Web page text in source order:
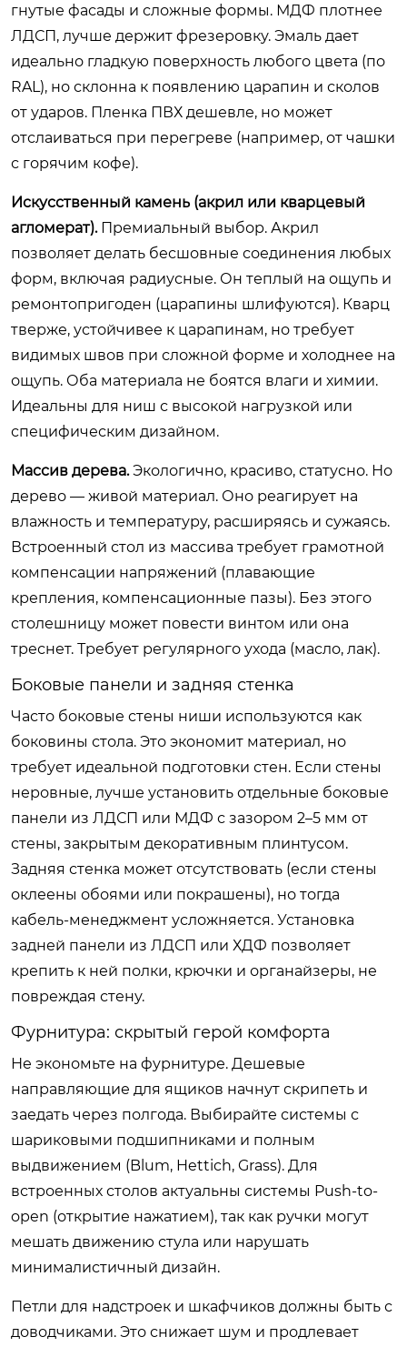
гнутые фасады и сложные формы. МДФ плотнее
ЛДСП, лучше держит фрезеровку. Эмаль дает
идеально гладкую поверхность любого цвета (по
RAL), но склонна к появлению царапин и сколов
от ударов. Пленка ПВХ дешевле, но может
отслаиваться при перегреве (например, от чашки
с горячим кофе).
Искусственный камень (акрил или кварцевый
агломерат).Премиальный выбор. Акрил
позволяет делать бесшовные соединения любых
форм, включая радиусные. Он теплый на ощупь и
ремонтопригоден (царапины шлифуются). Кварц
тверже, устойчивее к царапинам, но требует
видимых швов при сложной форме и холоднее на
ощупь. Оба материала не боятся влаги и химии.
Идеальны для ниш с высокой нагрузкой или
специфическим дизайном.
Массив дерева.Экологично, красиво, статусно. Но
дерево — живой материал. Оно реагирует на
влажность и температуру, расширяясь и сужаясь.
Встроенный стол из массива требует грамотной
компенсации напряжений (плавающие
крепления, компенсационные пазы). Без этого
столешницу может повести винтом или она
треснет. Требует регулярного ухода (масло, лак).
Боковые панели и задняя стенка
Часто боковые стены ниши используются как
боковины стола. Это экономит материал, но
требует идеальной подготовки стен. Если стены
неровные, лучше установить отдельные боковые
панели из ЛДСП или МДФ с зазором 2–5 мм от
стены, закрытым декоративным плинтусом.
Задняя стенка может отсутствовать (если стены
оклеены обоями или покрашены), но тогда
кабель-менеджмент усложняется. Установка
задней панели из ЛДСП или ХДФ позволяет
крепить к ней полки, крючки и органайзеры, не
повреждая стену.
Фурнитура: скрытый герой комфорта
Не экономьте на фурнитуре. Дешевые
направляющие для ящиков начнут скрипеть и
заедать через полгода. Выбирайте системы с
шариковыми подшипниками и полным
выдвижением (Blum, Hettich, Grass). Для
встроенных столов актуальны системы Push-to-
open (открытие нажатием), так как ручки могут
мешать движению стула или нарушать
минималистичный дизайн.
Петли для надстроек и шкафчиков должны быть с
доводчиками. Это снижает шум и продлевает